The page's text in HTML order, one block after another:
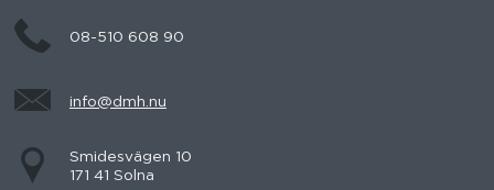
08-510 608 90
info@dmh.nu
Smidesvägen 10
171 41 Solna